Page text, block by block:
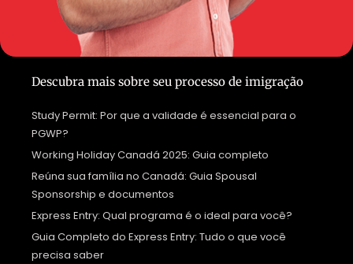
Descubra mais sobre seu processo de imigração
Study Permit: Por que a validade é essencial para o
PGWP?
Working Holiday Canadá 2025: Guia completo
Reúna sua família no Canadá: Guia Spousal
Sponsorship e documentos
Express Entry: Qual programa é o ideal para você?
Guia Completo do Express Entry: Tudo o que você
precisa saber